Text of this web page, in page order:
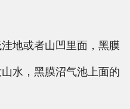
地或者山凹里面，黑膜
水，黑膜沼气池上面的